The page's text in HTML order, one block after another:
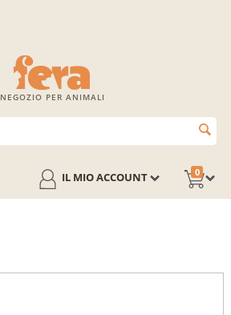
NEGOZIO PER ANIMALI
0
IL MIO ACCOUNT